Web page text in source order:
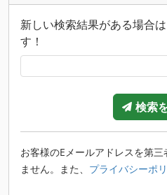
新しい検索結果がある場合
す！
検索
お客様のEメールアドレスを第
ません。また、 プライバシーポ